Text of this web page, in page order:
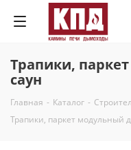
Трапики,
саун
Главная - Каталог -
Трапики, паркет модульный